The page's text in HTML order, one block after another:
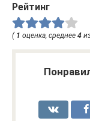
Рейтинг
( 1 оценка, среднее 4